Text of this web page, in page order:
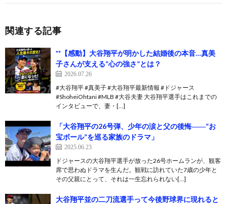
関連する記事
**【感動】大谷翔平が明かした結婚後の本音…真美
子さんが支える“心の強さ”とは？
2026.07.26
#大谷翔平 #真美子 #大谷翔平最新情報 #ドジャース
#ShoheiOhtani #MLB #大谷夫妻 大谷翔平選手はこれまでの
インタビューで、妻・[…]
「大谷翔平の26号弾、少年の涙と父の後悔――“お
宝ボール”を巡る家族のドラマ」
2025.06.23
ドジャースの大谷翔平選手が放った26号ホームランが、観客
席で思わぬドラマを生んだ。観戦に訪れていた7歳の少年と
その父親にとって、それは一生忘れられない[…]
大谷翔平並の二刀流選手って今後野球界に現れると